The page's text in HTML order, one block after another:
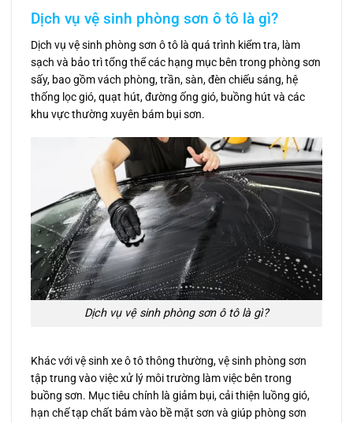
Dịch vụ vệ sinh phòng sơn ô tô là gì?
Dịch vụ vệ sinh phòng sơn ô tô là quá trình kiểm tra, làm
sạch và bảo trì tổng thể các hạng mục bên trong phòng sơn
sấy, bao gồm vách phòng, trần, sàn, đèn chiếu sáng, hệ
thống lọc gió, quạt hút, đường ống gió, buồng hút và các
khu vực thường xuyên bám bụi sơn.
Dịch vụ vệ sinh phòng sơn ô tô là gì?
Khác với vệ sinh xe ô tô thông thường, vệ sinh phòng sơn
tập trung vào việc xử lý môi trường làm việc bên trong
buồng sơn. Mục tiêu chính là giảm bụi, cải thiện luồng gió,
hạn chế tạp chất bám vào bề mặt sơn và giúp phòng sơn